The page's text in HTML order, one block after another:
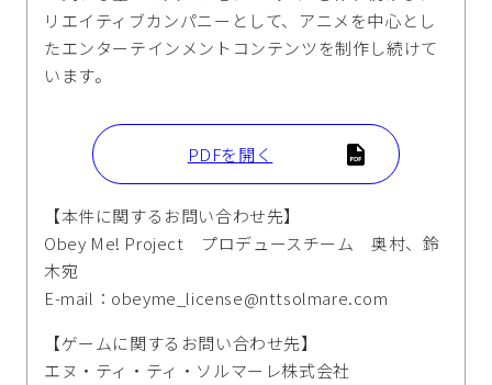
リエイティブカンパニーとして、アニメを中心とし
たエンターテインメントコンテンツを制作し続けて
います。
PDFを開く
【本件に関するお問い合わせ先】
Obey Me! Project プロデュースチーム 奥村、鈴
木宛
E-mail：obeyme_license@nttsolmare.com
【ゲームに関するお問い合わせ先】
エヌ・ティ・ティ・ソルマーレ株式会社